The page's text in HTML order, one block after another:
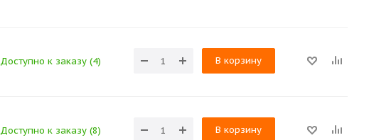
Доступно к заказу (4) В корзину
Доступно к заказу (8) В корзину